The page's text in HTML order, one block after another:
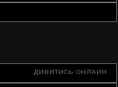
ДИВИТИСЬ ОНЛАЙН